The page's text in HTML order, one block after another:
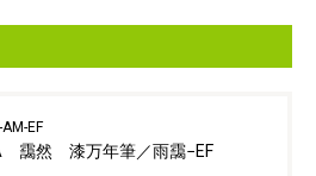
EF
靄然 漆万年筆／雨靄−EF